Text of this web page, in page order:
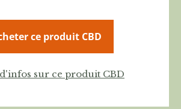
ce produit CBD
sur ce produit CBD